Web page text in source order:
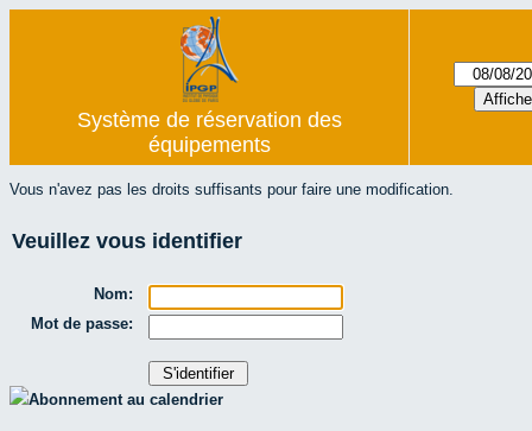
Système de réservation des
équipements
Vous n'avez pas les droits suffisants pour faire une modification.
Veuillez vous identifier
Nom:
Mot de passe:
Abonnement au calendrier